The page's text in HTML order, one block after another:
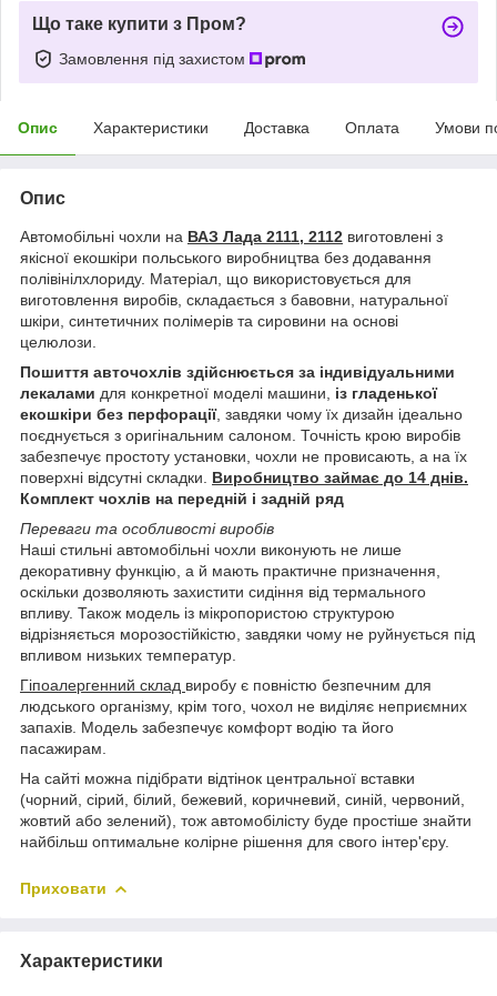
Що таке купити з Пром?
Замовлення під захистом
Опис Характеристики Доставка Оплата Умови
Опис
Автомобільні чохли на ВАЗ Лада 2111, 2112 виготовлені з
якісної екошкіри польського виробництва без додавання
полівінілхлориду. Матеріал, що використовується для
виготовлення виробів, складається з бавовни, натуральної
шкіри, синтетичних полімерів та сировини на основі
целюлози.
Пошиття авточохлів здійснюється за індивідуальними
лекалами для конкретної моделі машини, із гладенької
екошкіри без перфорації, завдяки чому їх дизайн ідеально
поєднується з оригінальним салоном. Точність крою виробів
забезпечує простоту установки, чохли не провисають, а на їх
поверхні відсутні складки. Виробництво займає до 14 днів.
Комплект чохлів на передній і задній ряд
Переваги та особливості виробів
Наші стильні автомобільні чохли виконують не лише
декоративну функцію, а й мають практичне призначення,
оскільки дозволяють захистити сидіння від термального
впливу. Також модель із мікропористою структурою
відрізняється морозостійкістю, завдяки чому не руйнується під
впливом низьких температур.
Гіпоалергенний склад виробу є повністю безпечним для
людського організму, крім того, чохол не виділяє неприємних
запахів. Модель забезпечує комфорт водію та його
пасажирам.
На сайті можна підібрати відтінок центральної вставки
(чорний, сірий, білий, бежевий, коричневий, синій, червоний,
жовтий або зелений), тож автомобілісту буде простіше знайти
найбільш оптимальне колірне рішення для свого інтер'єру.
Приховати
Характеристики